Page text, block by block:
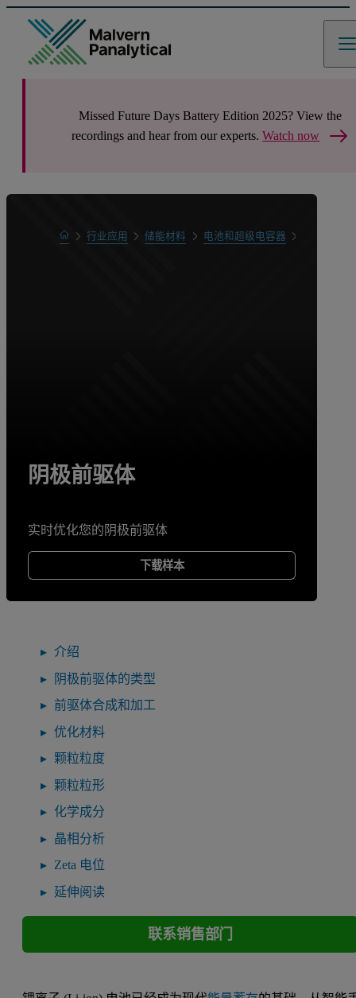
Missed Future Days Battery Edition 2025? View the
recordings and hear from our experts.Watch now
Home行业应用 储能材料 电池和超级电容器
阴极前驱体
实时优化您的阴极前驱体
下载样本
介绍
阴极前驱体的类型
前驱体合成和加工
优化材料
颗粒粒度
颗粒粒形
化学成分
晶相分析
Zeta 电位
延伸阅读
联系销售部门